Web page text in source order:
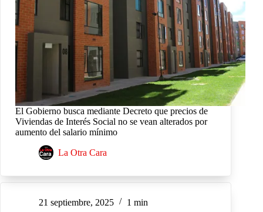
El Gobierno busca mediante Decreto que precios de
Viviendas de Interés Social no se vean alterados por
aumento del salario mínimo
La Otra Cara
21 septiembre, 2025 1 min